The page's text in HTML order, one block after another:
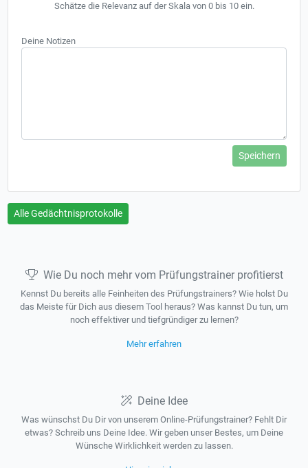
Schätze die Relevanz auf der Skala von 0 bis 10 ein.
Deine Notizen
Speichern
Alle Gedächtnisprotokolle
Wie Du noch mehr vom Prüfungstrainer profitierst
Kennst Du bereits alle Feinheiten des Prüfungstrainers? Wie holst Du
das Meiste für Dich aus diesem Tool heraus? Was kannst Du tun, um
noch effektiver und tiefgründiger zu lernen?
Mehr erfahren
Deine Idee
Was wünschst Du Dir von unserem Online-Prüfungstrainer? Fehlt Dir
etwas? Schreib uns Deine Idee. Wir geben unser Bestes, um Deine
Wünsche Wirklichkeit werden zu lassen.